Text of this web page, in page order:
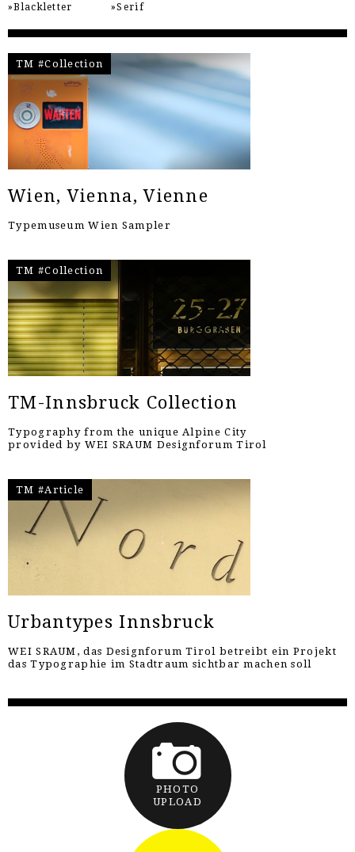
Blackletter
Serif
TM #Collection
Wien, Vienna, Vienne
Typemuseum Wien Sampler
TM #Collection
TM-Innsbruck Collection
Typography from the unique Alpine City
provided by WEI SRAUM Designforum Tirol
TM #Article
Urbantypes Innsbruck
WEI SRAUM, das Designforum Tirol betreibt ein Projekt
das Typographie im Stadtraum sichtbar machen soll
PHOTO
UPLOAD